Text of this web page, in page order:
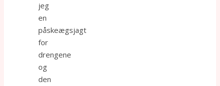
jeg
en
påskeægsjagt
for
drengene
og
den